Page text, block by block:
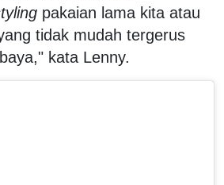
pakaian lama kita atau
tidak mudah tergerus
kata Lenny.